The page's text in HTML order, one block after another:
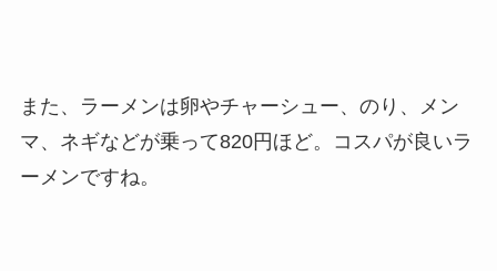
また、ラーメンは卵やチャーシュー、のり、メン
マ、ネギなどが乗って820円ほど。コスパが良いラ
ーメンですね。